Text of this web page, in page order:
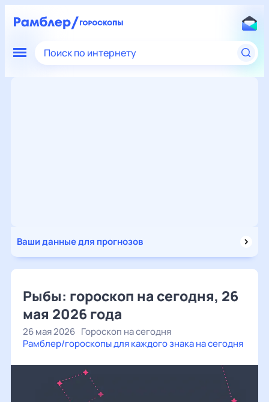
Поиск по интернету
Ваши данные для прогнозов
Рыбы: гороскоп на сегодня, 26
мая 2026 года
26 мая 2026 Гороскоп на сегодня
Рамблер/гороскопы для каждого знака на сегодня